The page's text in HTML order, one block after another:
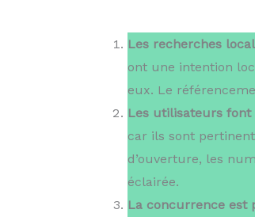
Les recherches
ont une intention
eux. Le
Les utilisateurs
car ils sont
d’ouverture, les
éclairée.
La concurrence est